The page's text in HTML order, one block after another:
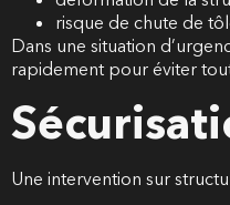
risque de chute de
Dans une situation
rapidement pour éviter
Une intervention sur